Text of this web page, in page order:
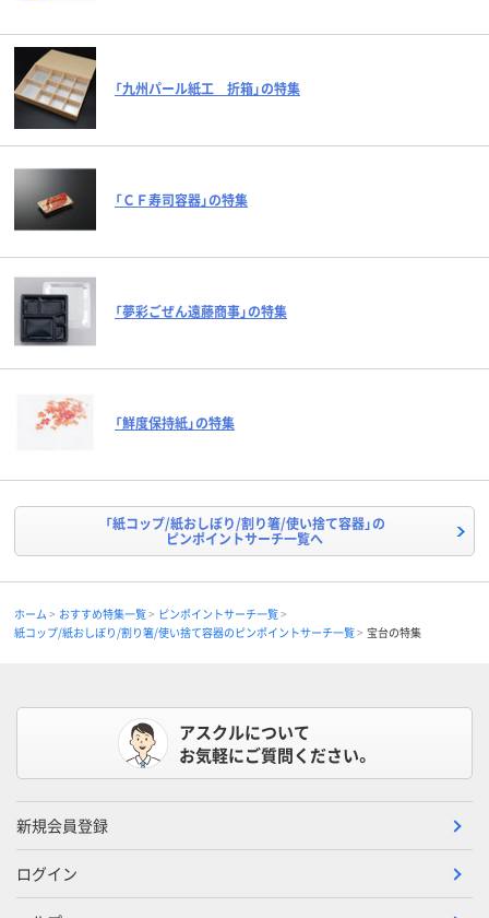
「九州パール紙工 折箱」の特集
「ＣＦ寿司容器」の特集
「夢彩ごぜん遠藤商事」の特集
「鮮度保持紙」の特集
「紙コップ/紙おしぼり/割り箸/使い捨て容器」の
ピンポイントサーチ一覧へ
ホーム おすすめ特集一覧
ピンポイントサーチ一覧
紙コップ/紙おしぼり/割り箸/使い捨て容器のピンポイントサーチ一覧
宝台の特集
アスクルについて
お気軽にご質問ください。
新規会員登録
ログイン